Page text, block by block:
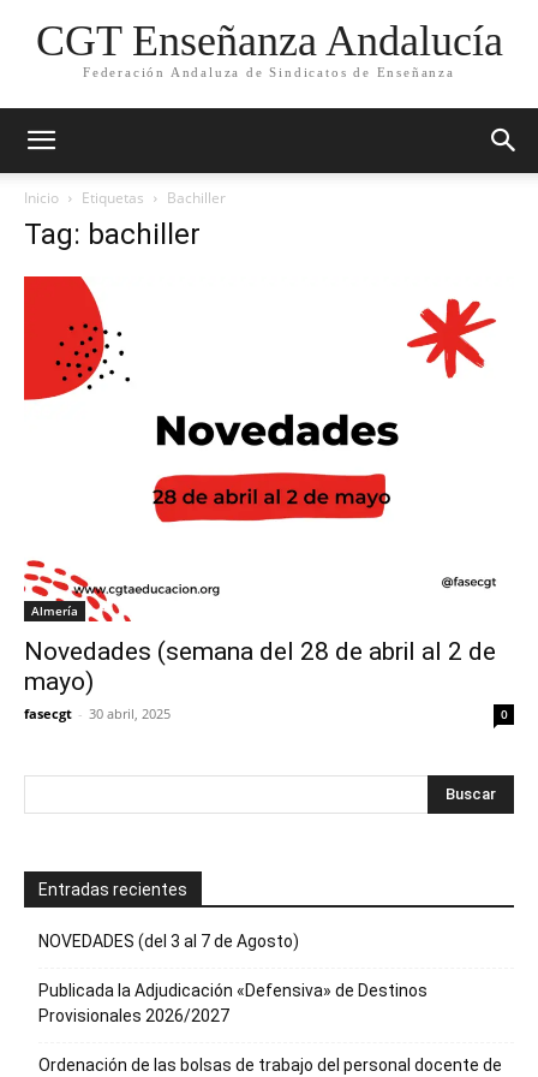
CGT Enseñanza Andalucía
Federación Andaluza de Sindicatos de Enseñanza
Inicio Etiquetas Bachiller
Tag: bachiller
Almería
Novedades (semana del 28 de abril al 2 de
mayo)
fasecgt - 30 abril, 2025 0
Entradas recientes
NOVEDADES (del 3 al 7 de Agosto)
Publicada la Adjudicación «Defensiva» de Destinos
Provisionales 2026/2027
Ordenación de las bolsas de trabajo del personal docente de